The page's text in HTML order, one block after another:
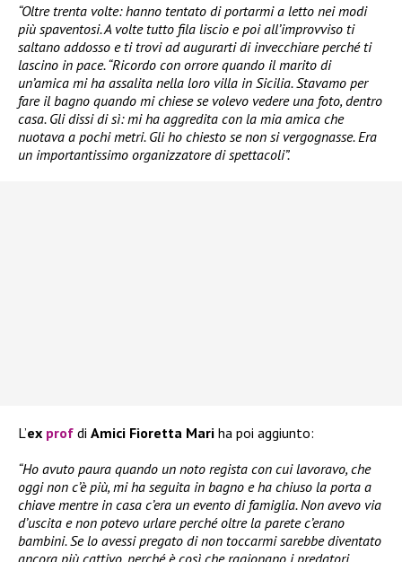
“Oltre trenta volte: hanno tentato di portarmi a letto nei modi
più spaventosi. A volte tutto fila liscio e poi all’improvviso ti
saltano addosso e ti trovi ad augurarti di invecchiare perché ti
lascino in pace. “Ricordo con orrore quando il marito di
un’amica mi ha assalita nella loro villa in Sicilia. Stavamo per
fare il bagno quando mi chiese se volevo vedere una foto, dentro
casa. Gli dissi di sì: mi ha aggredita con la mia amica che
nuotava a pochi metri. Gli ho chiesto se non si vergognasse. Era
un importantissimo organizzatore di spettacoli”.
L’ex prof di Amici Fioretta Mari ha poi aggiunto:
“Ho avuto paura quando un noto regista con cui lavoravo, che
oggi non c’è più, mi ha seguita in bagno e ha chiuso la porta a
chiave mentre in casa c’era un evento di famiglia. Non avevo via
d’uscita e non potevo urlare perché oltre la parete c’erano
bambini. Se lo avessi pregato di non toccarmi sarebbe diventato